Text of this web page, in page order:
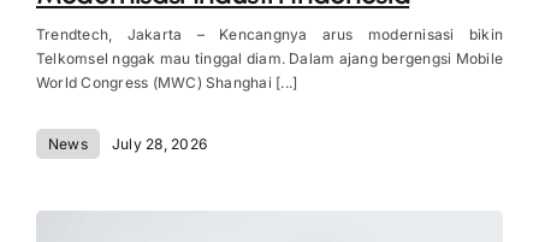
Trendtech, Jakarta – Kencangnya arus modernisasi bikin
Telkomsel nggak mau tinggal diam. Dalam ajang bergengsi Mobile
World Congress (MWC) Shanghai [...]
News July 28, 2026